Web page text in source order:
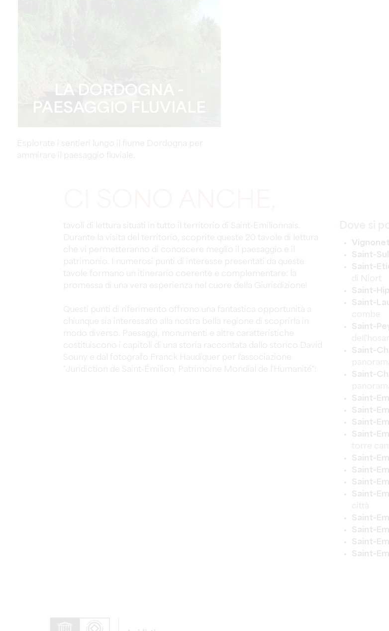
LA DORDOGNA -
PAESAGGIO FLUVIALE
Esplorate i sentieri lungo il fiume Dordogna per
ammirare il paesaggio fluviale.
tavoli di lettura situati in tutto il territorio di Saint-Emilionnais.
Durante la visita del territorio, scoprite queste 20 tavole di lettura
che vi permetteranno di conoscere meglio il paesaggio e il
patrimonio. I numerosi punti di interesse presentati da queste
tavole formano un itinerario coerente e complementare: la
promessa di una vera esperienza nel cuore della Giurisdizione!
Questi punti di riferimento offrono una fantastica opportunità a
chiunque sia interessato alla nostra bella regione di scoprirla in
modo diverso. Paesaggi, monumenti e altre caratteristiche
costituiscono i capitoli di una storia raccontata dallo storico David
Souny e dal fotografo Franck Haudiquer per l'associazione
"Juridiction de Saint-Émilion, Patrimoine Mondial de l'Humanité":
Vignonet
Saint-
Saint-
di Niort
Saint-
Saint-
combe
Saint-
Saint-
Saint-
Saint-
Saint-
Saint-
Saint-
torre
Saint-
Saint-
Saint-
Saint-
città
Saint-
Saint-
Saint-
Saint-